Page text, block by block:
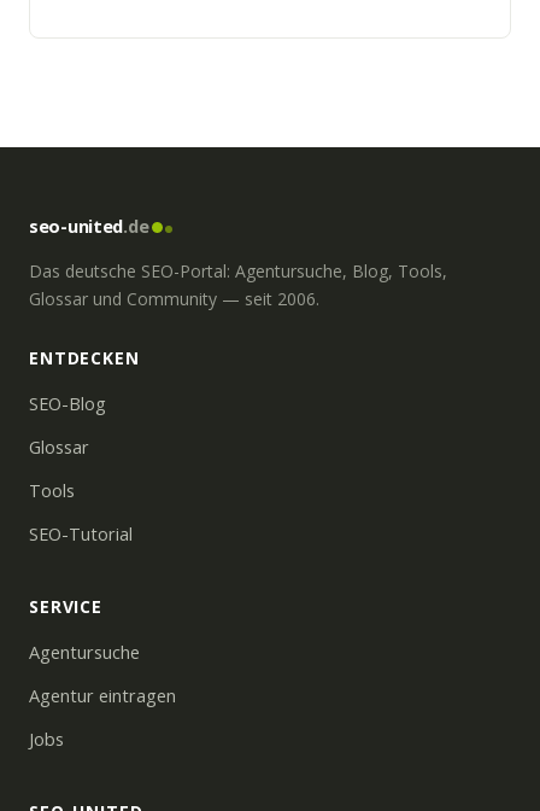
seo-united.de
Das deutsche SEO-Portal: Agentursuche, Blog, Tools,
Glossar und Community — seit 2006.
ENTDECKEN
SEO-Blog
Glossar
Tools
SEO-Tutorial
SERVICE
Agentursuche
Agentur eintragen
Jobs